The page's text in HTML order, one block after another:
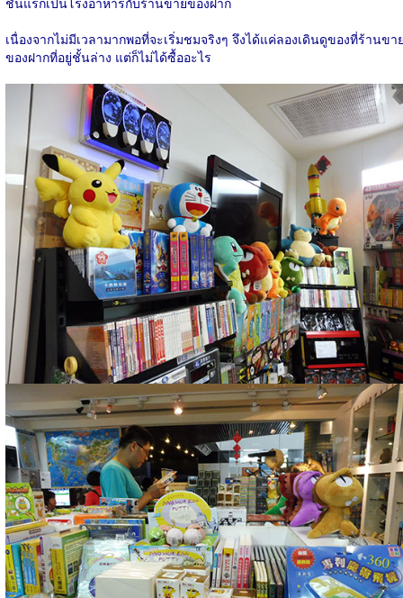
เนื่องจากไม่มีเวลามากพอที่จะเริ่มชมจริงๆ จึงได้แค่ลองเดินดูของที่ร้านขา
ของฝากที่อยู่ชั้นล่าง แต่ก็ไม่ได้ซื้ออะไร